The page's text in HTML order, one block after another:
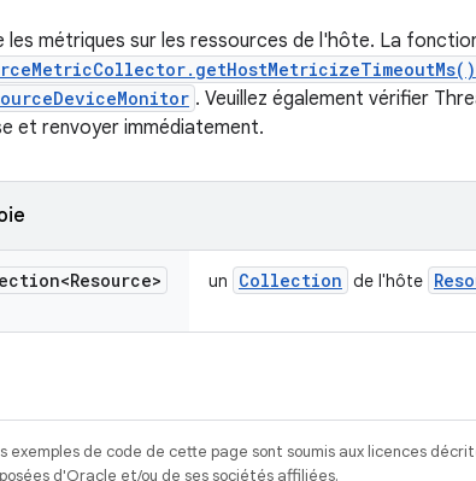
les métriques sur les ressources de l'hôte. La
. Veuillez également vérifier
et renvoyer immédiatement.
un Collection de l'hôte
exemples de code de cette page sont soumis aux licences
d'Oracle et/ou de ses sociétés affiliées.